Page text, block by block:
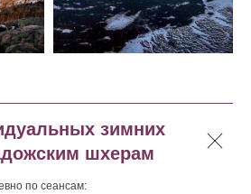
зимних
шхерам
по сеансам: